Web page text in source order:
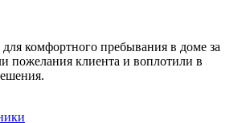
комфортного пребывания в доме за
пожелания клиента и воплотили в